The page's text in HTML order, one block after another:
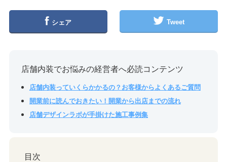
シェア Tweet
店舗内装でお悩みの経営者へ必読コンテンツ
店舗内装っていくらかかるの？お客様からよくあるご質問
開業前に読んでおきたい！開業から出店までの流れ
店舗デザインラボが手掛けた施工事例集
目次